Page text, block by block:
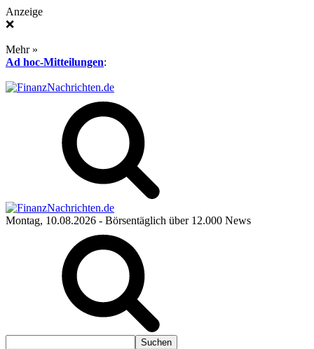
Anzeige
❌
Mehr »
Ad hoc-Mitteilungen:
Montag, 10.08.2026 - Börsentäglich über 12.000 News